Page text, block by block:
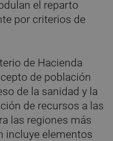
el reparto
por criterios de
de Hacienda
de población
de la sanidad y la
de recursos a las
las regiones más
incluye elementos